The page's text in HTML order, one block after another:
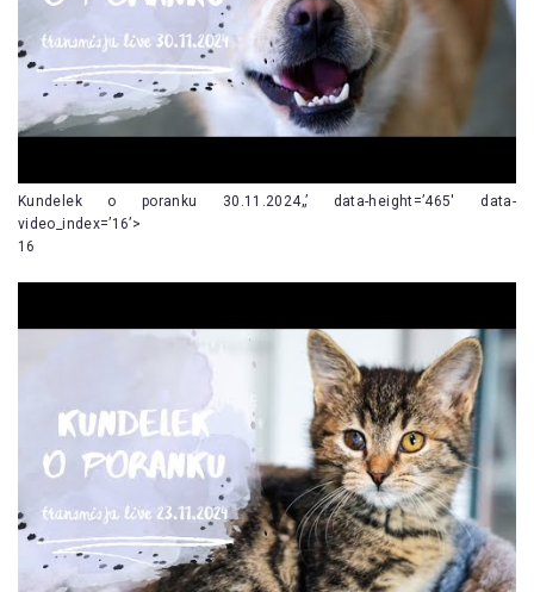
Kundelek o poranku 30.11.2024„’ data-height=’465′ data-
video_index=’16’>
16